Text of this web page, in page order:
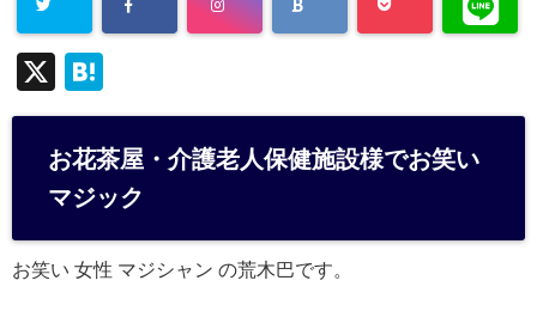
X
at
e
n
お花茶屋・介護老人保健施設様でお笑い
マジック
お笑い 女性 マジシャン の荒木巴です。